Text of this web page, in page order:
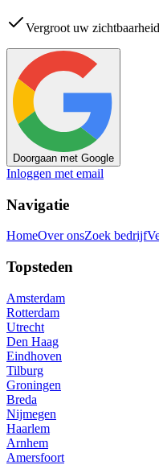
Vergroot uw zichtbaarheid
Doorgaan met Google
Inloggen met email
Navigatie
HomeOver onsZoek bedrijf
Topsteden
Amsterdam
Rotterdam
Utrecht
Den Haag
Eindhoven
Tilburg
Groningen
Breda
Nijmegen
Haarlem
Arnhem
Amersfoort